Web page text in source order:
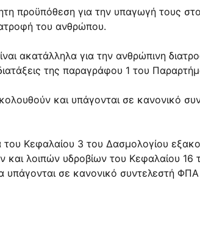
προϋπόθεση για την υπαγωγή τους
του ανθρώπου.
ακατάλληλα για την ανθρώπινη
της παραγράφου 1 του
και υπάγονται σε κανονικό
Κεφαλαίου 3 του Δασμολογίου
λοιπών υδροβίων του Κεφαλαίου 16
σε κανονικό συντελεστή